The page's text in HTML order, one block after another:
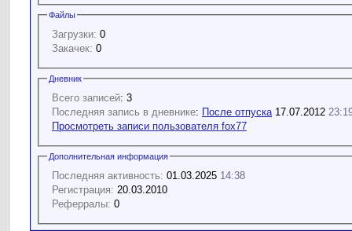
Файлы
Загрузки: 0
Закачек: 0
Дневник
Всего записей: 3
Последняя запись в дневнике: После отпуска 17.07.2012
Просмотреть записи пользователя fox77
Дополнительная информация
Последняя активность: 01.03.2025 14:38
Регистрация: 20.03.2010
Реферралы: 0